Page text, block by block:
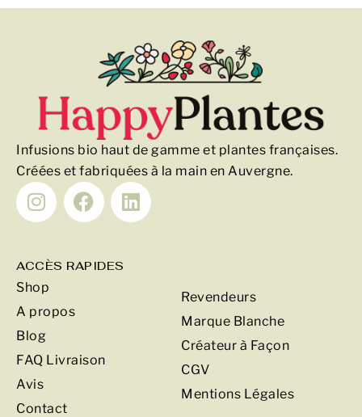
Infusions bio haut de gamme et plantes françaises.
Créées et fabriquées à la main en Auvergne.
ACCÈS RAPIDES
Shop
A propos
Blog
FAQ Livraison
Avis
Contact
Revendeurs
Marque Blanche
Créateur à Façon
CGV
Mentions Légales